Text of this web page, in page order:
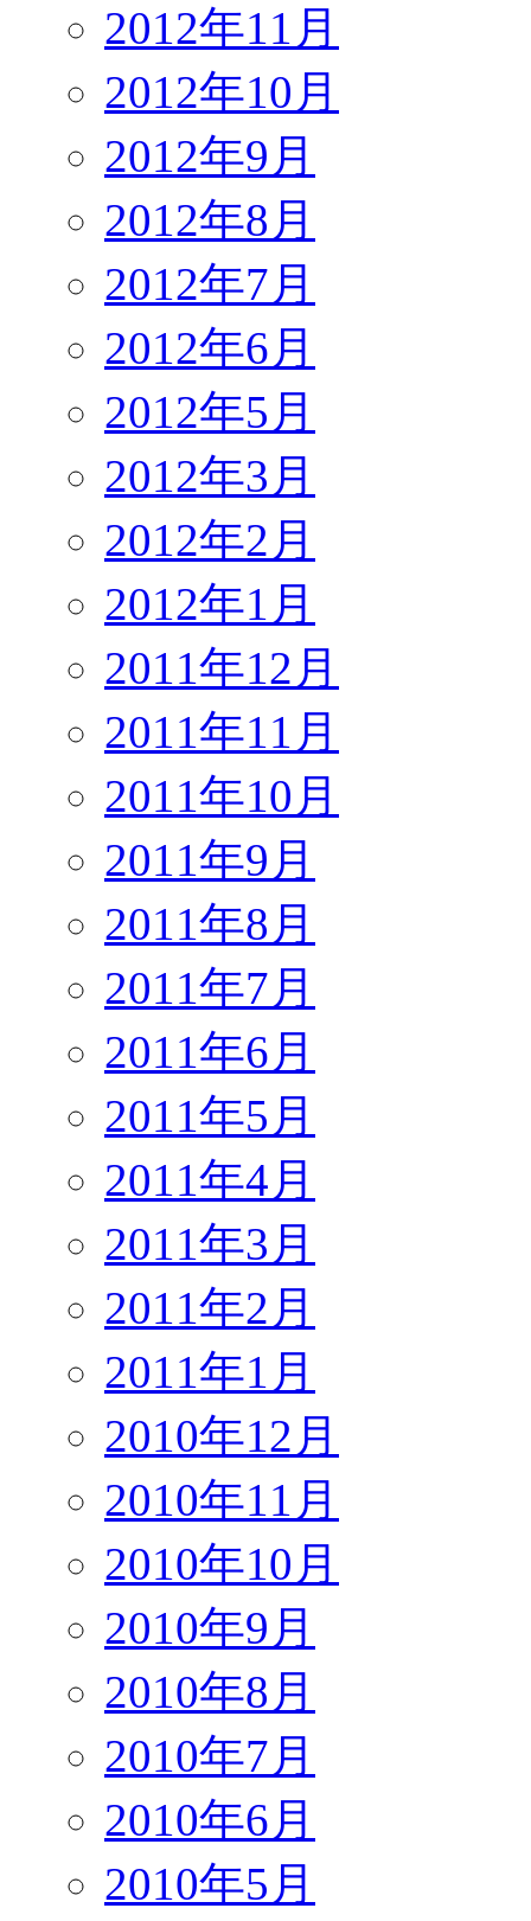
2012年11月
2012年10月
2012年9月
2012年8月
2012年7月
2012年6月
2012年5月
2012年3月
2012年2月
2012年1月
2011年12月
2011年11月
2011年10月
2011年9月
2011年8月
2011年7月
2011年6月
2011年5月
2011年4月
2011年3月
2011年2月
2011年1月
2010年12月
2010年11月
2010年10月
2010年9月
2010年8月
2010年7月
2010年6月
2010年5月